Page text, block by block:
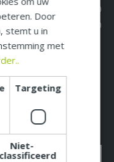
09:30 - 17:00
12:00 - 17:00
en
Door
stemt u in
met
Targeting
Niet-